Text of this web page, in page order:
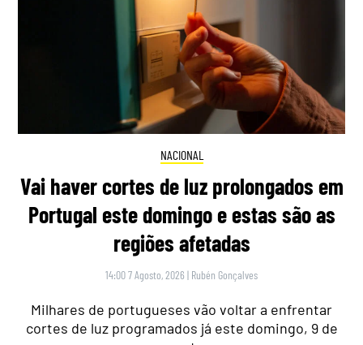
NACIONAL
Vai haver cortes de luz prolongados em
Portugal este domingo e estas são as
regiões afetadas
14:00 7 Agosto, 2026 | Rubén Gonçalves
Milhares de portugueses vão voltar a enfrentar
cortes de luz programados já este domingo, 9 de